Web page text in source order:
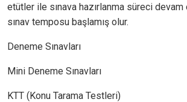
etütler ile sınava hazırlanma süreci
sınav temposu başlamış olur.
Deneme Sınavları
Mini Deneme Sınavları
KTT (Konu Tarama Testleri)